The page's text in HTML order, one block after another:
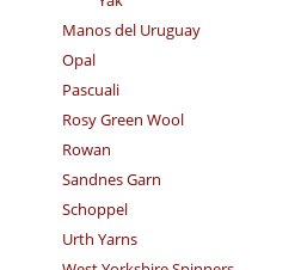
Manos del Uruguay
Opal
Pascuali
Rosy Green Wool
Rowan
Sandnes Garn
Schoppel
Urth Yarns